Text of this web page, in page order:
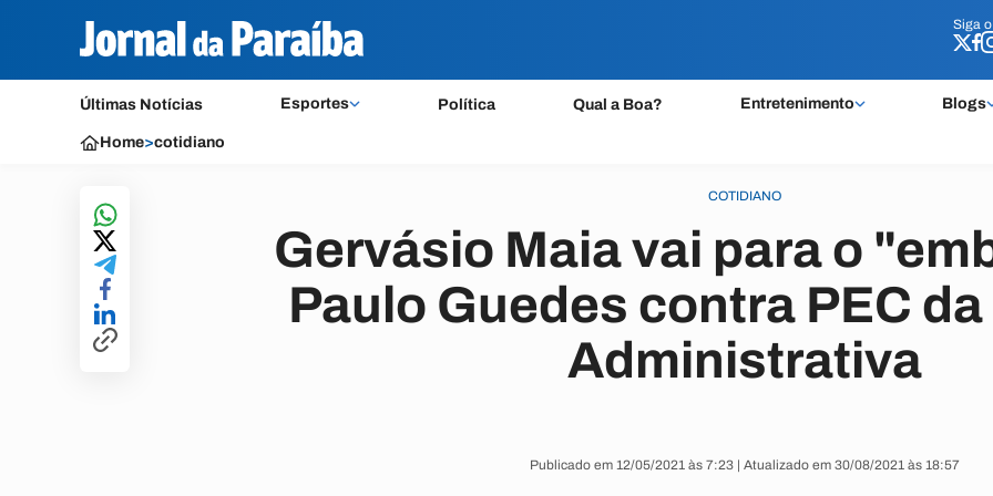
Siga o
Últimas Notícias Esportes Política Qual a Boa? Entretenimento Blogs
Siga o
Home>cotidiano
COTIDIANO
Gervásio Maia vai para o
Paulo Guedes contra PEC
Administrativa
Publicado em 12/05/2021 às 7:23 | Atualizado em 30/08/2021 às 18:57